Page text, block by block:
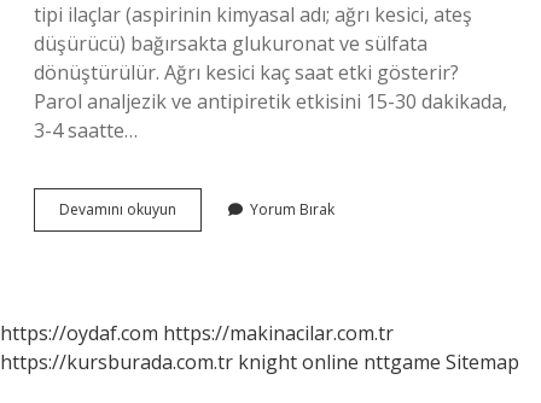
tipi ilaçlar (aspirinin kimyasal adı; ağrı kesici, ateş
düşürücü) bağırsakta glukuronat ve sülfata
dönüştürülür. Ağrı kesici kaç saat etki gösterir?
Parol analjezik ve antipiretik etkisini 15-30 dakikada,
3-4 saatte…
Devamını okuyun
Kesici
Sürer
Yorum Bırak
https://oydaf.com https://makinacilar.com.tr
https://kursburada.com.tr knight online nttgame Sitemap